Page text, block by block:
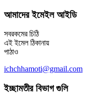
আমাদের ইমেইল আইডি
সবরকমের চিঠি
এই ইমেল ঠিকানায়
পাঠাও
ichchhamoti@gmail.com
ইচ্ছামতীর বিভাগ গুলি